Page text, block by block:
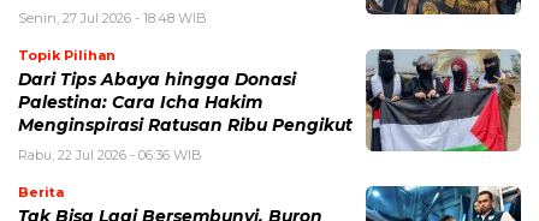
Senin, 27 Jul 2026 - 18:48 WIB
Topik Pilihan
Dari Tips Abaya hingga Donasi
Palestina: Cara Icha Hakim
Menginspirasi Ratusan Ribu Pengikut
Rabu, 22 Jul 2026 - 06:36 WIB
Berita
Tak Bisa Lagi Bersembunyi, Buron